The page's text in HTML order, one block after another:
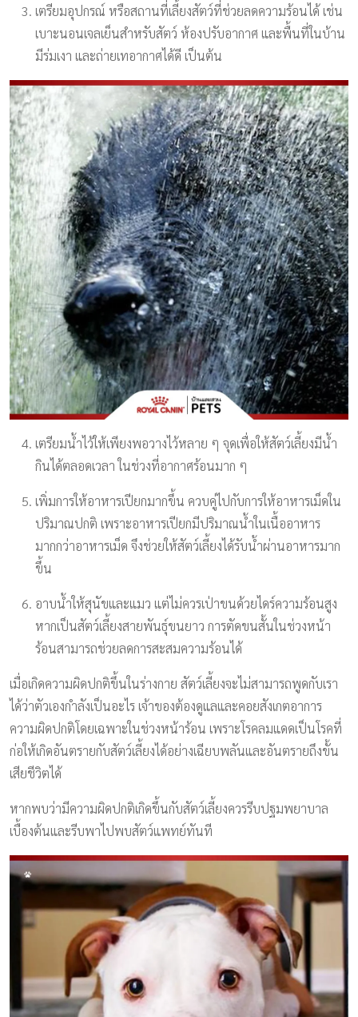
เตรียมอุปกรณ์ หรือสถานที่เลี้ยงสัตว์ที่ช่วยลดความร้อนได้ เช่น
เบาะนอนเจลเย็นสำหรับสัตว์ ห้องปรับอากาศ และพื้นที่ในบ้าน
มีร่มเงา และถ่ายเทอากาศได้ดี เป็นต้น
เตรียมน้ำไว้ให้เพียงพอวางไว้หลาย ๆ จุดเพื่อให้สัตว์เลี้ยงมีน้ำ
กินได้ตลอดเวลา ในช่วงที่อากาศร้อนมาก ๆ
เพิ่มการให้อาหารเปียกมากขึ้น ควบคู่ไปกับการให้อาหารเม็ดใน
ปริมาณปกติ เพราะอาหารเปียกมีปริมาณน้ำในเนื้ออาหาร
มากกว่าอาหารเม็ด จึงช่วยให้สัตว์เลี้ยงได้รับน้ำผ่านอาหารมาก
ขึ้น
อาบน้ำให้สุนัขและแมว แต่ไม่ควรเป่าขนด้วยไดร์ความร้อนสูง
หากเป็นสัตว์เลี้ยงสายพันธุ์ขนยาว การตัดขนสั้นในช่วงหน้า
ร้อนสามารถช่วยลดการสะสมความร้อนได้
เมื่อเกิดความผิดปกติขึ้นในร่างกาย สัตว์เลี้ยงจะไม่สามารถพูดกับเรา
ได้ว่าตัวเองกำลังเป็นอะไร เจ้าของต้องดูแลและคอยสังเกตอาการ
ความผิดปกติโดยเฉพาะในช่วงหน้าร้อน เพราะโรคลมแดดเป็นโรคที่
ก่อให้เกิดอันตรายกับสัตว์เลี้ยงได้อย่างเฉียบพลันและอันตรายถึงขั้น
เสียชีวิตได้
หากพบว่ามีความผิดปกติเกิดขึ้นกับสัตว์เลี้ยงควรรีบปฐมพยาบาล
เบื้องต้นและรีบพาไปพบสัตว์แพทย์ทันที